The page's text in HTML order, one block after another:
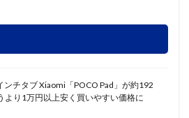
ンチタブ Xiaomi「POCO Pad」が約192
より1万円以上安く買いやすい価格に